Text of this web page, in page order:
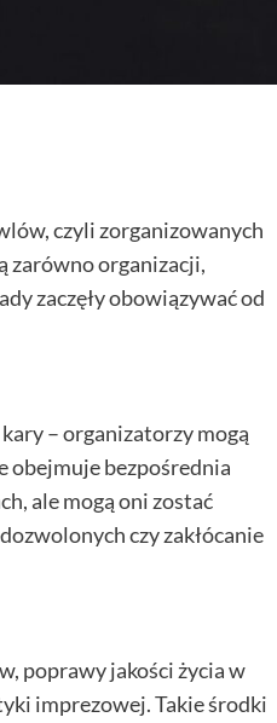
czyli zorganizowanych
zarówno organizacji,
zaczęły obowiązywać od
– organizatorzy mogą
obejmuje bezpośrednia
ale mogą oni zostać
czy zakłócanie
poprawy jakości życia w
imprezowej. Takie środki